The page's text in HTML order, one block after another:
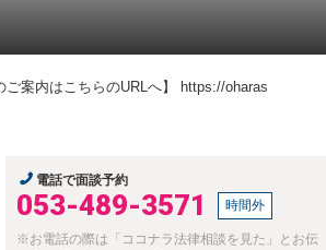
案内はこちらのURLへ】 https://oharas
電話で面談予約
053-489-3571 時間外
※お電話の際は「ココナラ法律相談を見た」とお伝